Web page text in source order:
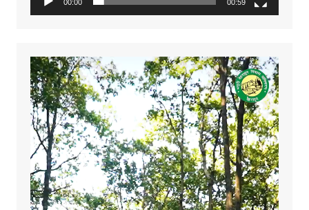
00:00 00:59
Video
Player